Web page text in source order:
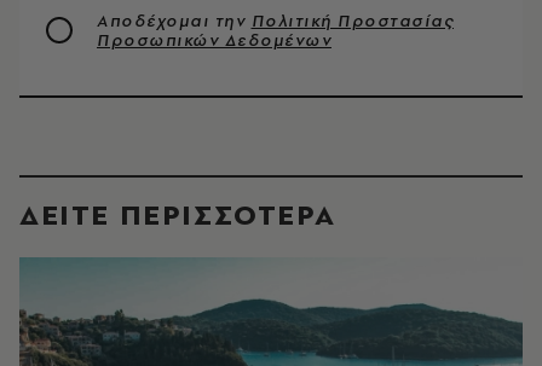
Αποδέχομαι την Πολιτική Προστασίας
Προσωπικών Δεδομένων
ΔΕΙΤΕ ΠΕΡΙΣΣΟΤΕΡΑ